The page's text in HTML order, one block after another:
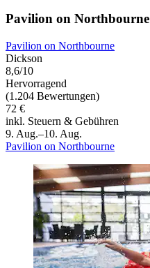
Pavilion on Northbourne
Pavilion on Northbourne
Dickson
8,6/10
Hervorragend
(1.204 Bewertungen)
72 €
inkl. Steuern & Gebühren
9. Aug.–10. Aug.
Pavilion on Northbourne